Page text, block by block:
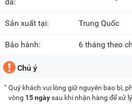
Sản xuất tại: Trung Quốc
Bảo hành: 6 tháng theo
Chú ý
Quý khách vui lòng giữ nguyên bao bì,
vòng 15 ngàysau khi nhận hàng để xử